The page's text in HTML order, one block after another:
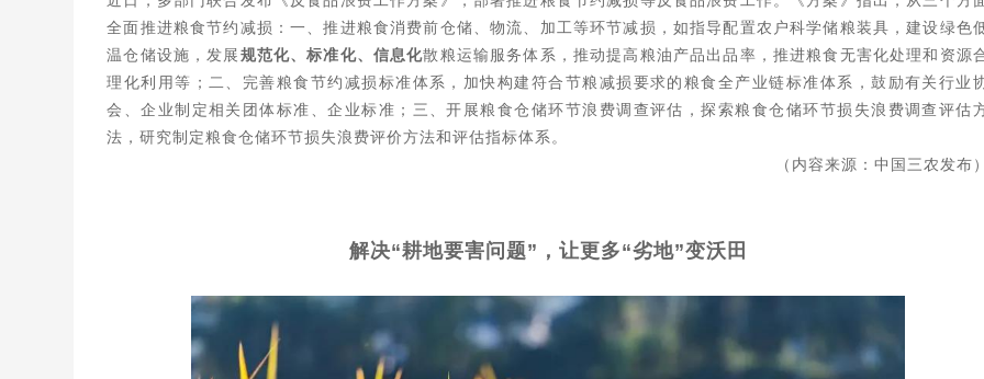
全面推进粮食节约减损：一、推进粮食消费前仓储、物流、加工等环节减损，如指导配置农户科学储粮装具，建设绿色
温仓储设施，发展规范化、标准化、信息化散粮运输服务体系，推动提高粮油产品出品率，推进粮食无害化处理和资源
理化利用等；二、完善粮食节约减损标准体系，加快构建符合节粮减损要求的粮食全产业链标准体系，鼓励有关行业
会、企业制定相关团体标准、企业标准；三、开展粮食仓储环节浪费调查评估，探索粮食仓储环节损失浪费调查评估
法，研究制定粮食仓储环节损失浪费评价方法和评估指标体系。
（内容来源：中国三农发布
解决“耕地要害问题”，让更多“劣地”变沃田